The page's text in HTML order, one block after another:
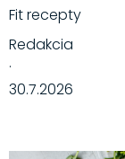
Fit recepty
Redakcia
·
30.7.2026